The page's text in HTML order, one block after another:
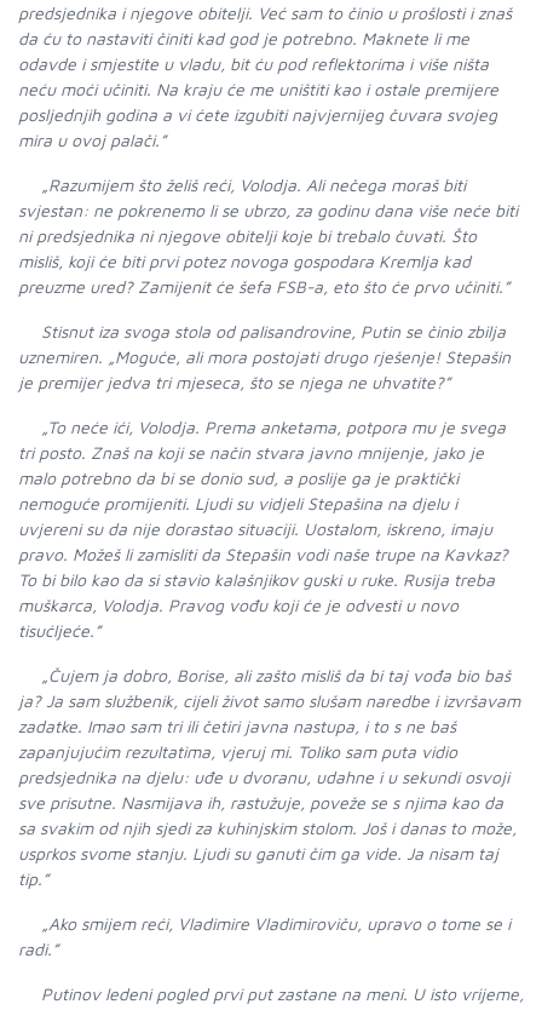
predsjednika i njegove obitelji. Već sam to činio u prošlosti i znaš
da ću to nastaviti činiti kad god je potrebno. Maknete li me
odavde i smjestite u vladu, bit ću pod reflektorima i više ništa
neću moći učiniti. Na kraju će me uništiti kao i ostale premijere
posljednjih godina a vi ćete izgubiti najvjernijeg čuvara svojeg
mira u ovoj palači.”
„Razumijem što želiš reći, Volodja. Ali nečega moraš biti
svjestan: ne pokrenemo li se ubrzo, za godinu dana više neće biti
ni predsjednika ni njegove obitelji koje bi trebalo čuvati. Što
misliš, koji će biti prvi potez novoga gospodara Kremlja kad
preuzme ured? Zamijenit će šefa FSB-a, eto što će prvo učiniti.”
Stisnut iza svoga stola od palisandrovine, Putin se činio zbilja
uznemiren. „Moguće, ali mora postojati drugo rješenje! Stepašin
je premijer jedva tri mjeseca, što se njega ne uhvatite?”
„To neće ići, Volodja. Prema anketama, potpora mu je svega
tri posto. Znaš na koji se način stvara javno mnijenje, jako je
malo potrebno da bi se donio sud, a poslije ga je praktički
nemoguće promijeniti. Ljudi su vidjeli Stepašina na djelu i
uvjereni su da nije dorastao situaciji. Uostalom, iskreno, imaju
pravo. Možeš li zamisliti da Stepašin vodi naše trupe na Kavkaz?
To bi bilo kao da si stavio kalašnjikov guski u ruke. Rusija treba
muškarca, Volodja. Pravog vođu koji će je odvesti u novo
tisućljeće.”
„Čujem ja dobro, Borise, ali zašto misliš da bi taj vođa bio baš
ja? Ja sam službenik, cijeli život samo slušam naredbe i izvršavam
zadatke. Imao sam tri ili četiri javna nastupa, i to s ne baš
zapanjujućim rezultatima, vjeruj mi. Toliko sam puta vidio
predsjednika na djelu: uđe u dvoranu, udahne i u sekundi osvoji
sve prisutne. Nasmijava ih, rastužuje, poveže se s njima kao da
sa svakim od njih sjedi za kuhinjskim stolom. Još i danas to može,
usprkos svome stanju. Ljudi su ganuti čim ga vide. Ja nisam taj
tip.”
„Ako smijem reći, Vladimire Vladimiroviču, upravo o tome se i
radi.”
Putinov ledeni pogled prvi put zastane na meni. U isto vrijeme,